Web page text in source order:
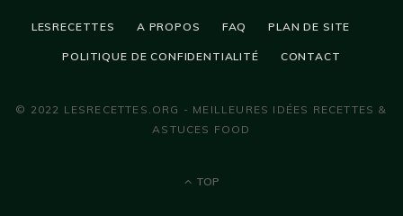
LESRECETTES A PROPOS FAQ PLAN DE SITE
POLITIQUE DE CONFIDENTIALITÉ CONTACT
© 2022 LESRECETTES.ORG - MEILLEURES IDÉES RECETTES &
ASTUCES FOOD
TOP